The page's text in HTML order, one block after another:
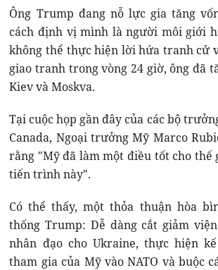
Ông Trump đang nỗ lực gia tăng
cách định vị mình là người môi giới
không thể thực hiện lời hứa tranh cử
giao tranh trong vòng 24 giờ, ông đã
Kiev và Moskva.
Tại cuộc họp gần đây của các bộ
Canada, Ngoại trưởng Mỹ Marco
rằng "Mỹ đã làm một điều tốt cho thế
tiến trình này".
Có thể thấy, một thỏa thuận hòa
thống Trump: Dễ dàng cắt giảm
nhân đạo cho Ukraine, thực hiện
tham gia của Mỹ vào NATO và buộc